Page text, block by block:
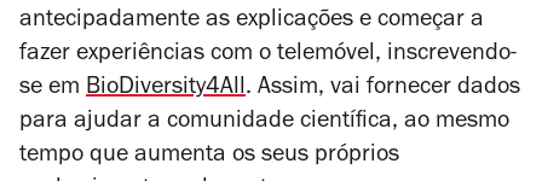
antecipadamente as explicações e começar a
fazer experiências com o telemóvel, inscrevendo-
se em BioDiversity4All. Assim, vai fornecer dados
para ajudar a comunidade científica, ao mesmo
tempo que aumenta os seus próprios